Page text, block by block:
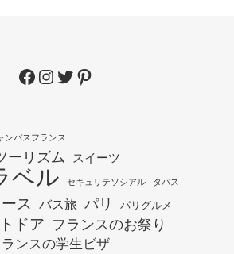
Facebook
Instagram
Twitter
Pinterest
ンパスフランス
ーリズム スイーツ
ベル セキュリテソシアル タパス
ス バス旅 パリ パリグルメ
ドア フランスのお祭り
ンスの学生ビザ